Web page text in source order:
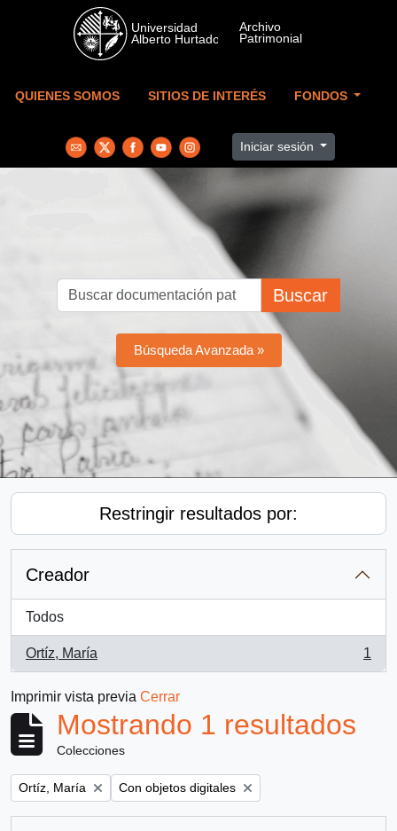
Skip to main content
QUIENES SOMOS SITIOS DE INTERÉS FONDOS
Iniciar sesión
Buscar
Búsqueda Avanzada »
Restringir resultados por:
Creador
Todos
Ortíz, María
, 1 resultados
1
Imprimir vista previa Cerrar
Mostrando 1 resultados
Colecciones
Remove filter:
Ortíz, María Remove filter:
Con objetos digitales